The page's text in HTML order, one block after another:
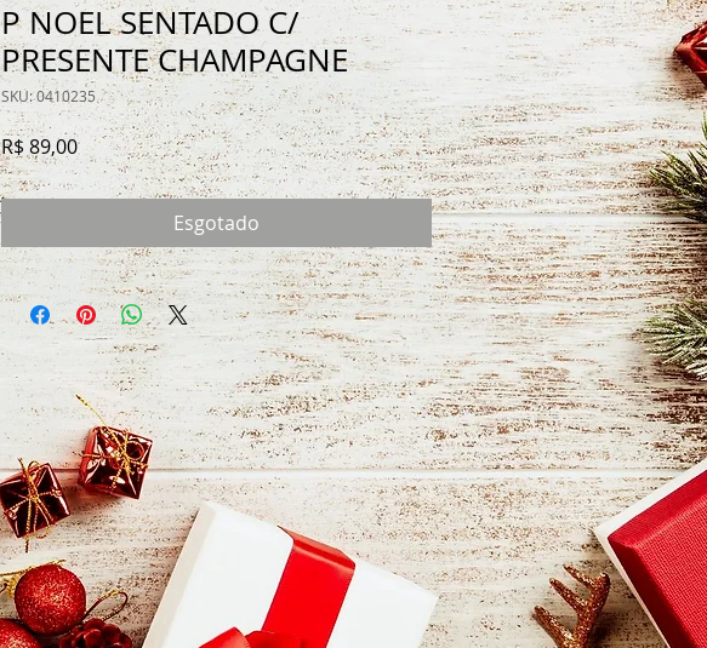
P NOEL SENTADO C/
PRESENTE CHAMPAGNE
SKU: 0410235
R$ 89,00Preço
Esgotado